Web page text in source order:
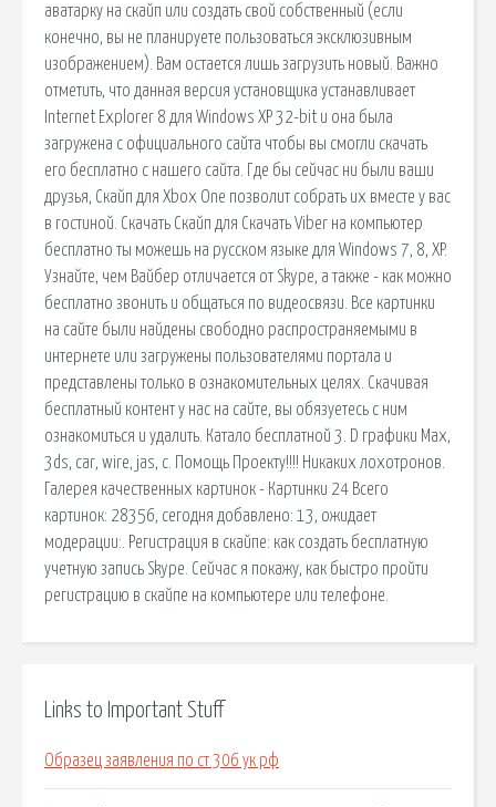
аватарку на скайп или создать свой собственный (если
конечно, вы не планируете пользоваться эксклюзивным
изображением). Вам остается лишь загрузить новый. Важно
отметить, что данная версия установщика устанавливает
Internet Explorer 8 для Windows XP 32-bit и она была
загружена с официального сайта чтобы вы смогли скачать
его бесплатно с нашего сайта. Где бы сейчас ни были ваши
друзья, Скайп для Xbox One позволит собрать их вместе у вас
в гостиной. Скачать Скайп для Скачать Viber на компьютер
бесплатно ты можешь на русском языке для Windows 7, 8, XP.
Узнайте, чем Вайбер отличается от Skype, а также - как можно
бесплатно звонить и общаться по видеосвязи. Все картинки
на сайте были найдены свободно распространяемыми в
интернете или загружены пользователями портала и
представлены только в ознакомительных целях. Скачивая
бесплатный контент у нас на сайте, вы обязуетесь с ним
ознакомиться и удалить. Катало бесплатной 3. D графики Max,
3ds, car, wire, jas, c. Помощь Проекту!!!! Никаких лохотронов.
Галерея качественных картинок - Картинки 24 Всего
картинок: 28356, сегодня добавлено: 13, ожидает
модерации:. Регистрация в скайпе: как создать бесплатную
учетную запись Skype. Сейчас я покажу, как быстро пройти
регистрацию в скайпе на компьютере или телефоне.
Links to Important Stuff
Образец заявления по ст 306 ук рф